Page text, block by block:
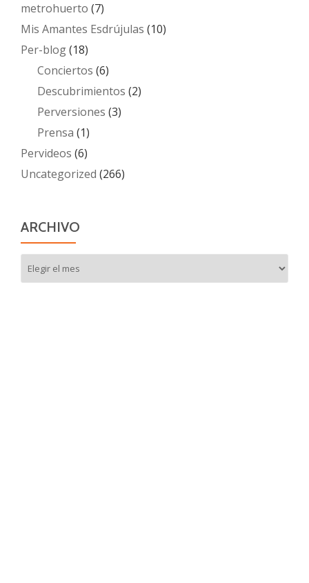
metrohuerto (7)
Mis Amantes Esdrújulas (10)
Per-blog(18)
Conciertos (6)
Descubrimientos (2)
Perversiones (3)
Prensa (1)
Pervideos (6)
Uncategorized (266)
ARCHIVO